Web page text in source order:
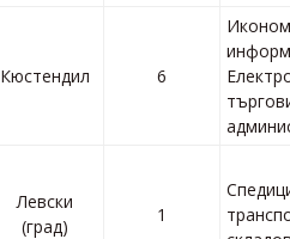
Кюстендил 6
Левски
(град)
1